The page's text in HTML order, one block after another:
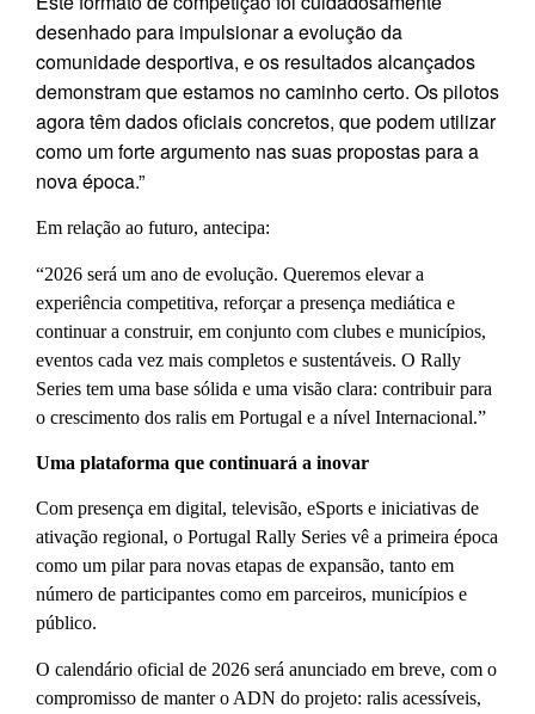
desenhado para impulsionar a evolução da
comunidade desportiva, e os resultados alcançados
demonstram que estamos no caminho certo. Os pilotos
agora têm dados oficiais concretos, que podem utilizar
como um forte argumento nas suas propostas para a
nova época.”
Em relação ao futuro, antecipa:
“2026 será um ano de evolução. Queremos elevar a
experiência competitiva, reforçar a presença mediática e
continuar a construir, em conjunto com clubes e municípios,
eventos cada vez mais completos e sustentáveis. O Rally
Series tem uma base sólida e uma visão clara: contribuir para
o crescimento dos ralis em Portugal e a nível Internacional.”
Uma plataforma que continuará a inovar
Com presença em digital, televisão, eSports e iniciativas de
ativação regional, o Portugal Rally Series vê a primeira época
como um pilar para novas etapas de expansão, tanto em
número de participantes como em parceiros, municípios e
público.
O calendário oficial de 2026 será anunciado em breve, com o
compromisso de manter o ADN do projeto: ralis acessíveis,